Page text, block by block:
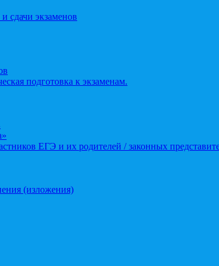
сдачи экзаменов
подготовка к экзаменам.
ЕГЭ и их родителей / законных
(изложения)